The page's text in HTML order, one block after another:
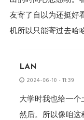
友寄了自以为还挺好
机所以只能寄过去
LAN
2024-06-10 - 11:39
大学时我也给一
然后。所以像咱这